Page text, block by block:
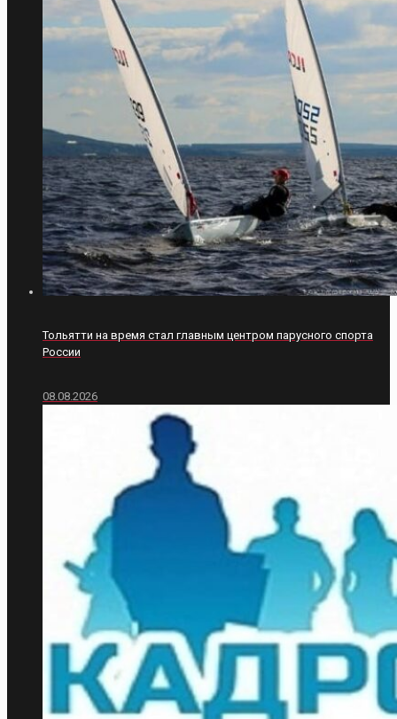
Тольятти на время стал главным центром парусного спорта
России
08.08.2026